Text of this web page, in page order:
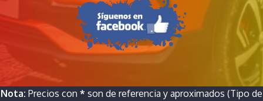
Nota: Precios con * son de referencia y aproximados (Tipo de